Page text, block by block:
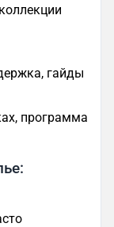
гайды
программа